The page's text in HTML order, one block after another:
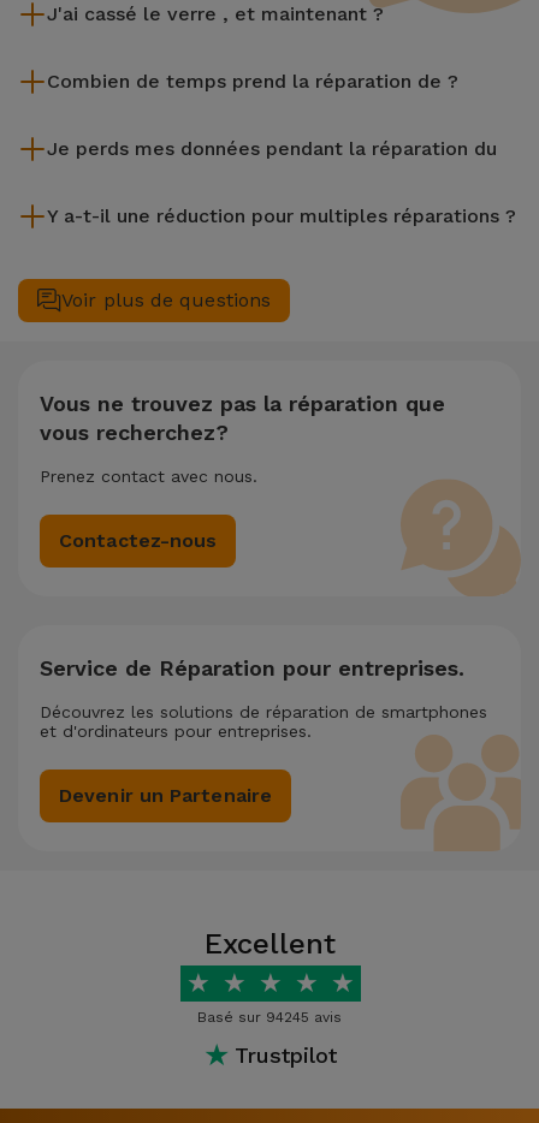
J'ai cassé le verre , et maintenant ?
de 2 ans. Trouvez le magasin le plus proche.
Combien de temps prend la réparation de ?
l'écran, sont effectuées en environ 20 à 30 minutes.
Je perds mes données pendant la réparation du
il est toujours recommandé de faire une sauvegarde. La page
des fichiers.
Y a-t-il une réduction pour multiples réparations ?
complète de votre équipement. Si votre nécessite deux ou
plusieurs interventions techniques réalisées simultanément,
Voir plus de questions
Vous ne trouvez pas la réparation que
vous recherchez?
Prenez contact avec nous.
Contactez-nous
Service de Réparation pour entreprises.
Découvrez les solutions de réparation de smartphones
et d'ordinateurs pour entreprises.
Devenir un Partenaire
Excellent
★ ★ ★ ★ ★
Basé sur 94245 avis
★ Trustpilot